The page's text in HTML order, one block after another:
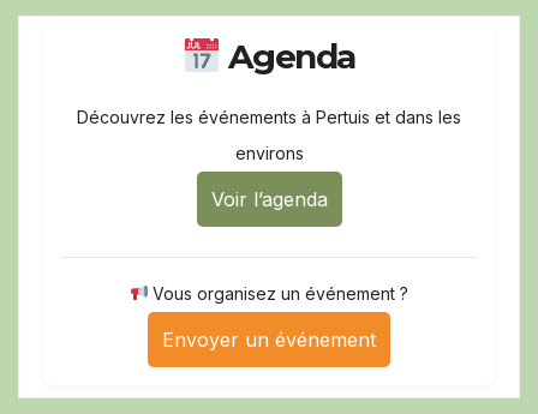
Agenda
Découvrez les événements à Pertuis et dans les
environs
Voir l’agenda
Vous organisez un événement ?
Envoyer un événement